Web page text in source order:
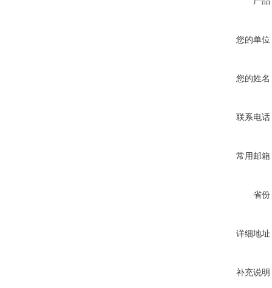
您的单位
您的姓名
联系电话
常用邮箱
省份
详细地址
补充说明